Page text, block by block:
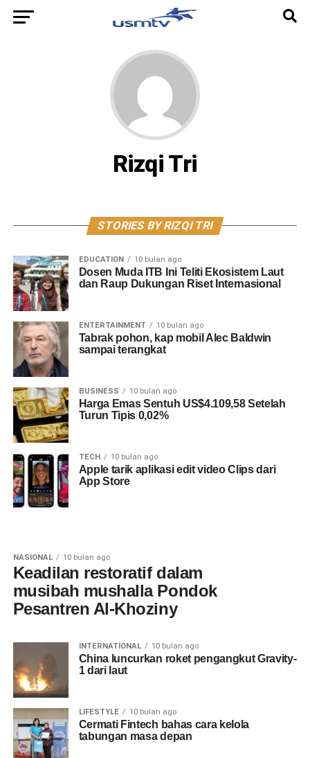
Rizqi Tri
STORIES BY RIZQI TRI
EDUCATION 10 bulan ago
Dosen Muda ITB Ini Teliti Ekosistem Laut
dan Raup Dukungan Riset Internasional
ENTERTAINMENT 10 bulan ago
Tabrak pohon, kap mobil Alec Baldwin
sampai terangkat
BUSINESS 10 bulan ago
Harga Emas Sentuh US$4.109,58 Setelah
Turun Tipis 0,02%
TECH 10 bulan ago
Apple tarik aplikasi edit video Clips dari
App Store
NASIONAL 10 bulan ago
Keadilan restoratif dalam
musibah mushalla Pondok
Pesantren Al-Khoziny
INTERNATIONAL 10 bulan ago
China luncurkan roket pengangkut Gravity-
1 dari laut
LIFESTYLE 10 bulan ago
Cermati Fintech bahas cara kelola
tabungan masa depan